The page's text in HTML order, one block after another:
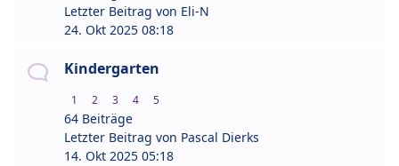
Letzter Beitrag von Eli-N
24. Okt 2025 08:18
Kindergarten
1 2 3 4 5
64 Beiträge
Letzter Beitrag von Pascal Dierks
14. Okt 2025 05:18